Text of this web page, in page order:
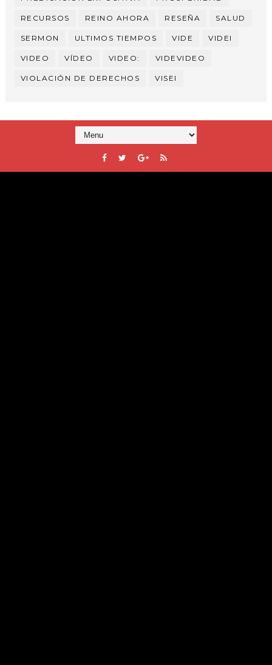
RECURSOS REINO AHORA RESEÑA SALUD
SERMON ULTIMOS TIEMPOS VIDE VIDEI
VIDEO VÍDEO VIDEO: VIDEVIDEO
VIOLACIÓN DE DERECHOS VISEI